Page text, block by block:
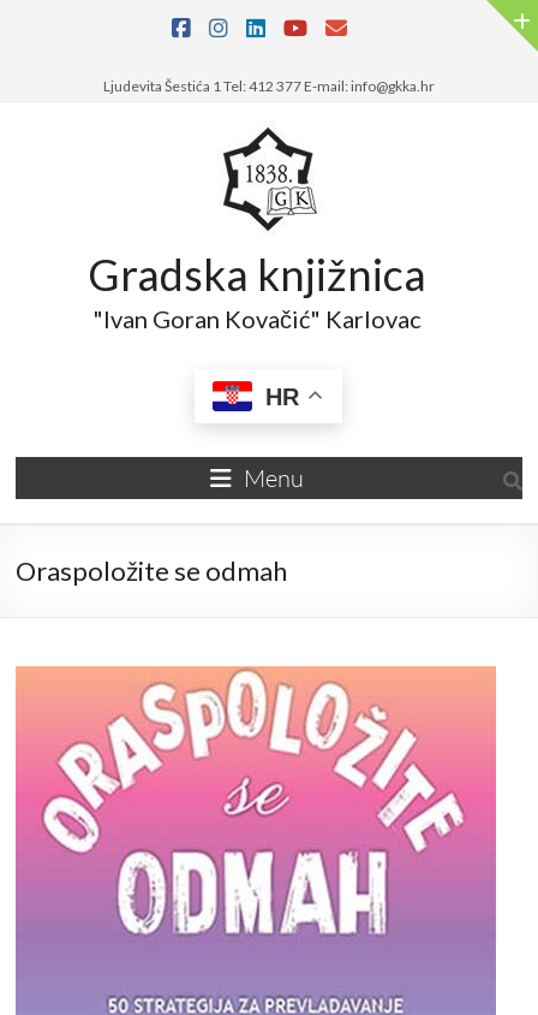
Ljudevita Šestića 1 Tel: 412 377 E-mail: info@gkka.hr
Gradska knjižnica
"Ivan Goran Kovačić" Karlovac
HR
Menu
Oraspoložite se odmah